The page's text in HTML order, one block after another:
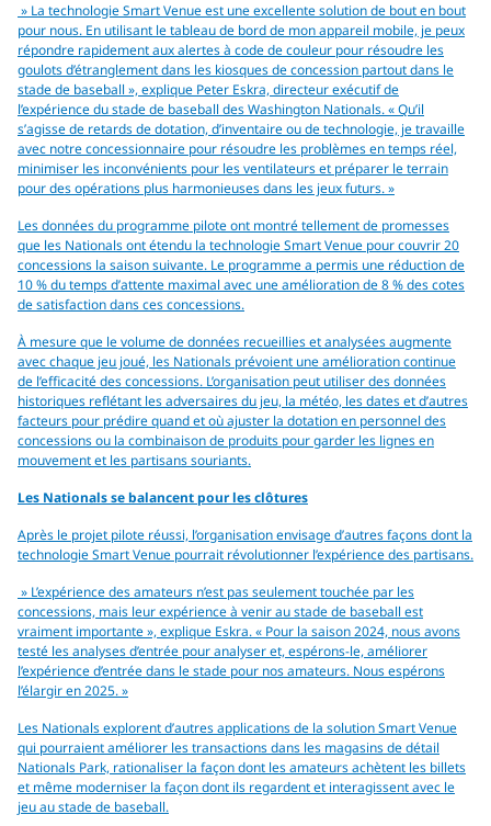
» La technologie Smart Venue est une excellente solution de bout en bout
pour nous. En utilisant le tableau de bord de mon appareil mobile, je peux
répondre rapidement aux alertes à code de couleur pour résoudre les
goulots d’étranglement dans les kiosques de concession partout dans le
stade de baseball », explique Peter Eskra, directeur exécutif de
l’expérience du stade de baseball des Washington Nationals. « Qu’il
s’agisse de retards de dotation, d’inventaire ou de technologie, je travaille
avec notre concessionnaire pour résoudre les problèmes en temps réel,
minimiser les inconvénients pour les ventilateurs et préparer le terrain
pour des opérations plus harmonieuses dans les jeux futurs. »
Les données du programme pilote ont montré tellement de promesses
que les Nationals ont étendu la technologie Smart Venue pour couvrir 20
concessions la saison suivante. Le programme a permis une réduction de
10 % du temps d’attente maximal avec une amélioration de 8 % des cotes
de satisfaction dans ces concessions.
À mesure que le volume de données recueillies et analysées augmente
avec chaque jeu joué, les Nationals prévoient une amélioration continue
de l’efficacité des concessions. L’organisation peut utiliser des données
historiques reflétant les adversaires du jeu, la météo, les dates et d’autres
facteurs pour prédire quand et où ajuster la dotation en personnel des
concessions ou la combinaison de produits pour garder les lignes en
mouvement et les partisans souriants.
Les Nationals se balancent pour les clôtures
Après le projet pilote réussi, l’organisation envisage d’autres façons dont la
technologie Smart Venue pourrait révolutionner l’expérience des partisans.
» L’expérience des amateurs n’est pas seulement touchée par les
concessions, mais leur expérience à venir au stade de baseball est
vraiment importante », explique Eskra. « Pour la saison 2024, nous avons
testé les analyses d’entrée pour analyser et, espérons-le, améliorer
l’expérience d’entrée dans le stade pour nos amateurs. Nous espérons
l’élargir en 2025. »
Les Nationals explorent d’autres applications de la solution Smart Venue
qui pourraient améliorer les transactions dans les magasins de détail
Nationals Park, rationaliser la façon dont les amateurs achètent les billets
et même moderniser la façon dont ils regardent et interagissent avec le
jeu au stade de baseball.